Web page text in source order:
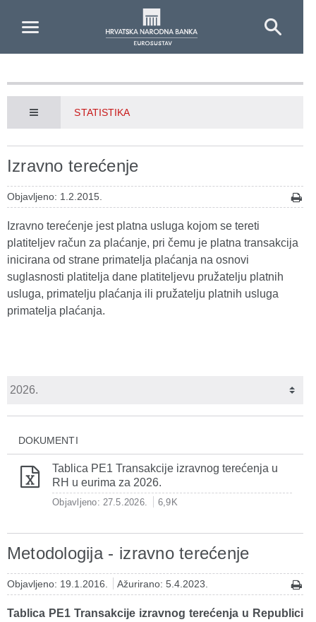
STATISTIKA
Izravno terećenje
Objavljeno: 1.2.2015.
Izravno terećenje jest platna usluga kojom se tereti
platiteljev račun za plaćanje, pri čemu je platna transakcija
inicirana od strane primatelja plaćanja na osnovi
suglasnosti platitelja dane platiteljevu pružatelju platnih
usluga, primatelju plaćanja ili pružatelju platnih usluga
primatelja plaćanja.
DOKUMENTI
Tablica PE1 Transakcije izravnog terećenja u
RH u eurima za 2026.
Objavljeno: 27.5.2026. 6,9K
Metodologija - izravno terećenje
Objavljeno: 19.1.2016. Ažurirano: 5.4.2023.
Tablica PE1 Transakcije izravnog terećenja u Republici